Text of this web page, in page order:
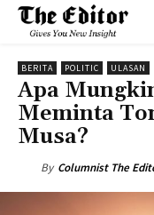
BERITA POLITIC ULASAN
Apa
Meminta
Musa?
By Columnist The